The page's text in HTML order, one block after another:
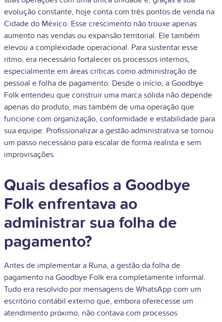
evolução constante, hoje conta com três pontos de venda na
Cidade do México. Esse crescimento não trouxe apenas
aumento nas vendas ou expansão territorial. Ele também
elevou a complexidade operacional. Para sustentar esse
ritmo, era necessário fortalecer os processos internos,
especialmente em áreas críticas como administração de
pessoal e folha de pagamento. Desde o início, a Goodbye
Folk entendeu que construir uma marca sólida não depende
apenas do produto, mas também de uma operação que
funcione com organização, conformidade e estabilidade para
sua equipe. Profissionalizar a gestão administrativa se tornou
um passo necessário para escalar de forma realista e sem
improvisações.
Quais desafios a Goodbye
Folk enfrentava ao
administrar sua folha de
pagamento?
Antes de implementar a Runa, a gestão da folha de
pagamento na Goodbye Folk era completamente informal.
Tudo era resolvido por mensagens de WhatsApp com um
escritório contábil externo que, embora oferecesse um
atendimento próximo, não contava com processos